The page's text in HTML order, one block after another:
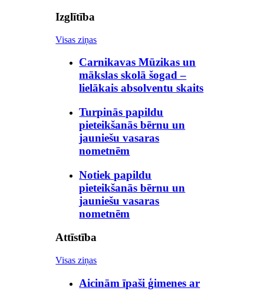
Izglītība
Visas ziņas
Carnikavas Mūzikas un
mākslas skolā šogad –
lielākais absolventu skaits
Turpinās papildu
pieteikšanās bērnu un
jauniešu vasaras
nometnēm
Notiek papildu
pieteikšanās bērnu un
jauniešu vasaras
nometnēm
Attīstība
Visas ziņas
Aicinām īpaši ģimenes ar